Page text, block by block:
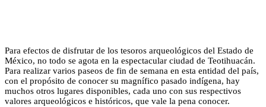
Para efectos de disfrutar de los tesoros arqueológicos del Estado de
México, no todo se agota en la espectacular ciudad de Teotihuacán.
Para realizar varios paseos de fin de semana en esta entidad del país,
con el propósito de conocer su magnífico pasado indígena, hay
muchos otros lugares disponibles, cada uno con sus respectivos
valores arqueológicos e históricos, que vale la pena conocer.